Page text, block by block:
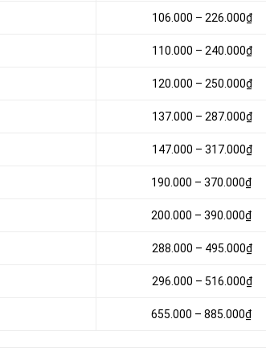
106.000 – 226.000₫
110.000 – 240.000₫
120.000 – 250.000₫
137.000 – 287.000₫
147.000 – 317.000₫
190.000 – 370.000₫
200.000 – 390.000₫
288.000 – 495.000₫
296.000 – 516.000₫
655.000 – 885.000₫